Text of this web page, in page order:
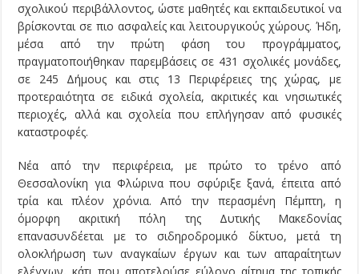
σχολικού περιβάλλοντος, ώστε μαθητές και εκπαιδευτικοί να
βρίσκονται σε πιο ασφαλείς και λειτουργικούς χώρους. Ήδη,
μέσα από την πρώτη φάση του προγράμματος,
πραγματοποιήθηκαν παρεμβάσεις σε 431 σχολικές μονάδες,
σε 245 Δήμους και στις 13 Περιφέρειες της χώρας, με
προτεραιότητα σε ειδικά σχολεία, ακριτικές και νησιωτικές
περιοχές, αλλά και σχολεία που επλήγησαν από φυσικές
καταστροφές.
Νέα από την περιφέρεια, με πρώτο το τρένο από
Θεσσαλονίκη για Φλώρινα που σφύριξε ξανά, έπειτα από
τρία και πλέον χρόνια. Από την περασμένη Πέμπτη, η
όμορφη ακριτική πόλη της Δυτικής Μακεδονίας
επανασυνδέεται με το σιδηροδρομικό δίκτυο, μετά τη
ολοκλήρωση των αναγκαίων έργων και των απαραίτητων